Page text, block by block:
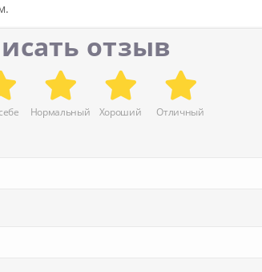
отзыв
Нормальный Хороший Отличный